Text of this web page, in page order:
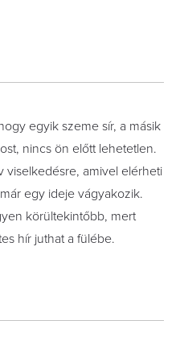
egyik szeme sír, a másik
nincs ön előtt lehetetlen.
viselkedésre, amivel elérheti
egy ideje vágyakozik.
körültekintőbb, mert
hír juthat a fülébe.